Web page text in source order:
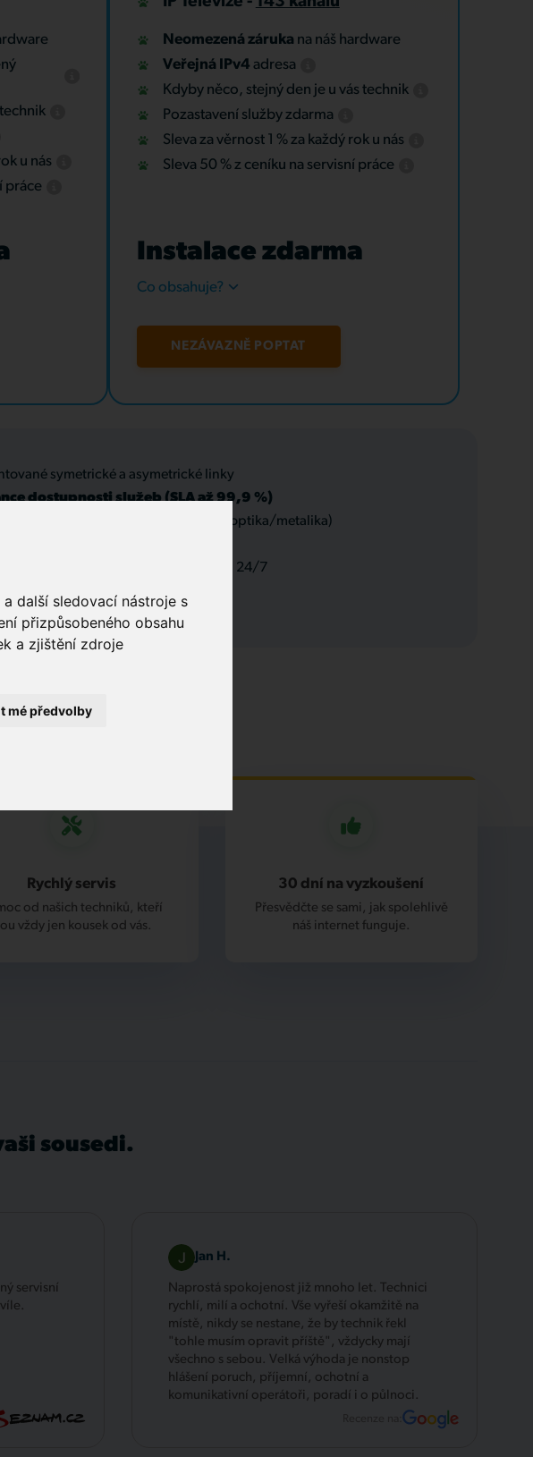
další sledovací nástroje s
přizpůsobeného obsahu
a zjištění zdroje
mé předvolby
u nás
práce
Neomezená záruka na náš hardware
Veřejná IPv4 adresa
Kdyby něco, stejný den je u vás technik
Pozastavení služby zdarma
Sleva za věrnost 1 % za každý rok u nás
Sleva 50 % z ceníku na servisní práce
Instalace zdarma
Co obsahuje?
NEZÁVAZNĚ POPTAT
symetrické a asymetrické linky
dostupnosti služeb (SLA až 99,9 %)
přípojky a interní datové rozvody (optika/metalika)
správa sítí a servis, podpora 24/7
Rychlý servis
od našich techniků, kteří
vždy jen kousek od vás.
30 dní na vyzkoušení
Přesvědčte se sami, jak spolehlivě
náš internet funguje.
sousedi.
servisní
Jan H.
Naprostá spokojenost již mnoho let. Technici
rychlí, milí a ochotní. Vše vyřeší okamžitě na
místě, nikdy se nestane, že by technik řekl
"tohle musím opravit příště", vždycky mají
všechno s sebou. Velká výhoda je nonstop
hlášení poruch, příjemní, ochotní a
komunikativní operátoři, poradí i o půlnoci.
Recenze na: